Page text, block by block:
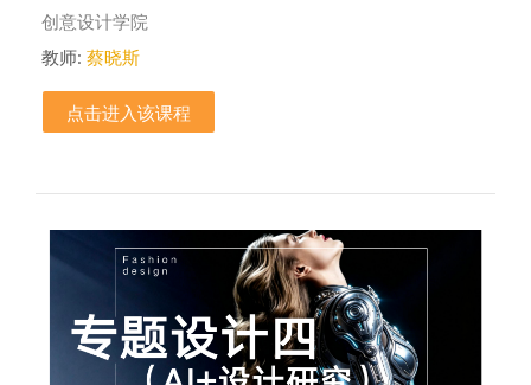
课程类别
创意设计学院
教师: 蔡晓斯
点击进入该课程